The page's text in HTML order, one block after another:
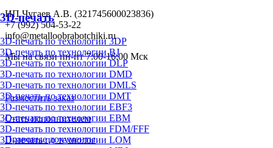
3D-печать
3D-печать по технологии 3DP
3D-печать по технологии BJ
3D-печать по технологии DLP
3D-печать по технологии DMD
3D-печать по технологии DMLS
3D-печать по технологии DMT
3D-печать по технологии EBF3
3D-печать по технологии EBM
3D-печать по технологии FDM/FFF
3D-печать по технологии LOM
ИП Чугаев А.В. (321745600023836)
+7 (992) 504-53-22
info@metalloobrabotchiki.ru
Мы на связи пн-пт 7:00-16:00 Мск
Разместить заказ
Стать исполнителем
Правовые документы